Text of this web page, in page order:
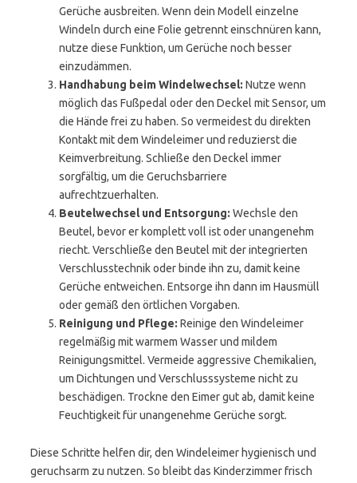
Gerüche ausbreiten. Wenn dein Modell einzelne
Windeln durch eine Folie getrennt einschnüren kann,
nutze diese Funktion, um Gerüche noch besser
einzudämmen.
Handhabung beim Windelwechsel: Nutze wenn
möglich das Fußpedal oder den Deckel mit Sensor, um
die Hände frei zu haben. So vermeidest du direkten
Kontakt mit dem Windeleimer und reduzierst die
Keimverbreitung. Schließe den Deckel immer
sorgfältig, um die Geruchsbarriere
aufrechtzuerhalten.
Beutelwechsel und Entsorgung: Wechsle den
Beutel, bevor er komplett voll ist oder unangenehm
riecht. Verschließe den Beutel mit der integrierten
Verschlusstechnik oder binde ihn zu, damit keine
Gerüche entweichen. Entsorge ihn dann im Hausmüll
oder gemäß den örtlichen Vorgaben.
Reinigung und Pflege: Reinige den Windeleimer
regelmäßig mit warmem Wasser und mildem
Reinigungsmittel. Vermeide aggressive Chemikalien,
um Dichtungen und Verschlusssysteme nicht zu
beschädigen. Trockne den Eimer gut ab, damit keine
Feuchtigkeit für unangenehme Gerüche sorgt.
Diese Schritte helfen dir, den Windeleimer hygienisch und
geruchsarm zu nutzen. So bleibt das Kinderzimmer frisch